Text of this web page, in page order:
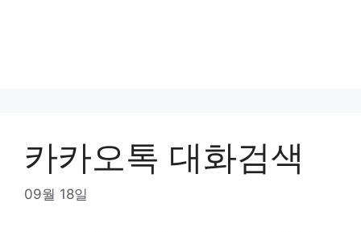
카카오톡 대화검색
09월 18일